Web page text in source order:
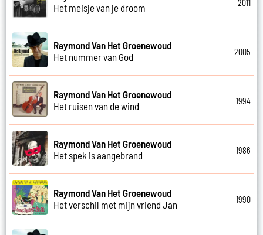
Het meisje van je droom
2011
Raymond Van Het Groenewoud
Het nummer van God
2005
Raymond Van Het Groenewoud
Het ruisen van de wind
1994
Raymond Van Het Groenewoud
Het spek is aangebrand
1986
Raymond Van Het Groenewoud
Het verschil met mijn vriend Jan
1990